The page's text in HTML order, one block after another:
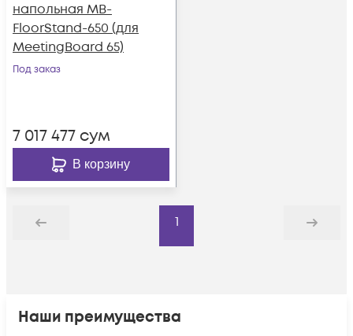
напольная MB-
FloorStand-650 (для
MeetingBoard 65)
Под заказ
7 017 477 сум
В корзину
Назад
1
Дальше
Наши преимущества